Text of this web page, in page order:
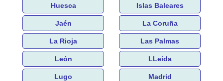
Huesca Islas Baleares
Jaén La Coruña
La Rioja Las Palmas
León LLeida
Lugo Madrid